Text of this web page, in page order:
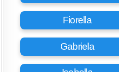
Fiorella
Gabriela